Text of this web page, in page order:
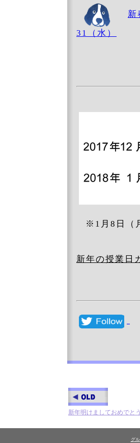
31（水）
※1月8日（
新年の授業日
新年明けましておめでと
グ